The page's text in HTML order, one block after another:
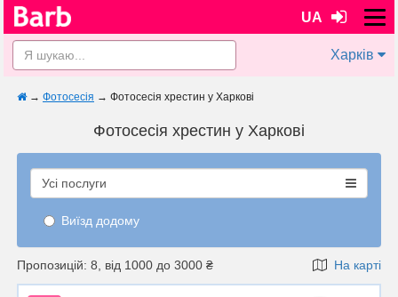
UA
Харків
→ Фотосесія → Фотосесія хрестин у Харкові
Фотосесія хрестин у Харкові
Усі послуги
Виїзд додому
Пропозицій: 8, від 1000 до 3000 ₴ На карті